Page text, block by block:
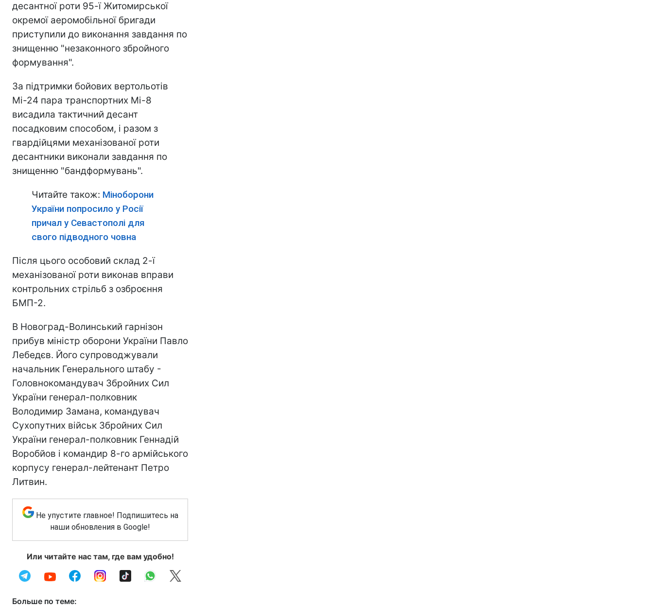
десантної роти 95-ї Житомирської
окремої аеромобільної бригади
приступили до виконання завдання по
знищенню "незаконного збройного
формування".
За підтримки бойових вертольотів
Мі-24 пара транспортних Мі-8
висадила тактичний десант
посадковим способом, і разом з
гвардійцями механізованої роти
десантники виконали завдання по
знищенню "бандформувань".
Читайте також: Міноборони
України попросило у Росії
причал у Севастополі для
свого підводного човна
Після цього особовий склад 2-ї
механізованої роти виконав вправи
контрольних стрільб з озброєння
БМП-2.
В Новоград-Волинський гарнізон
прибув міністр оборони України Павло
Лебедєв. Його супроводжували
начальник Генерального штабу -
Головнокомандувач Збройних Сил
України генерал-полковник
Володимир Замана, командувач
Сухопутних військ Збройних Сил
України генерал-полковник Геннадій
Воробйов і командир 8-го армійського
корпусу генерал-лейтенант Петро
Литвин.
Не упустите главное! Подпишитесь на
наши обновления в Google!
Или читайте нас там, где вам удобно!
Больше по теме: